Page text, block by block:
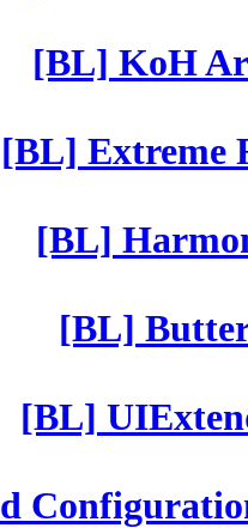
[BL] KoH
[BL] Extreme
[BL]
[BL]
[BL]